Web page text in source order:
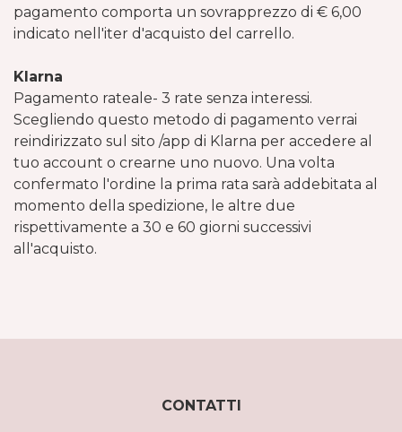
pagamento comporta un sovrapprezzo di € 6,00
indicato nell'iter d'acquisto del carrello.
Klarna
Pagamento rateale- 3 rate senza interessi.
Scegliendo questo metodo di pagamento verrai
reindirizzato sul sito /app di Klarna per accedere al
tuo account o crearne uno nuovo. Una volta
confermato l'ordine la prima rata sarà addebitata al
momento della spedizione, le altre due
rispettivamente a 30 e 60 giorni successivi
all'acquisto.
CONTATTI